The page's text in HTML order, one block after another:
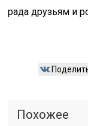
рада друзьям и
Похожее